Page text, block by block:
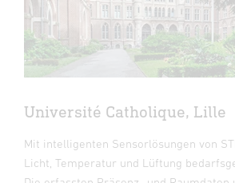
Université Catholique, Lille
Mit intelligenten Sensorlösungen von
Licht, Temperatur und Lüftung